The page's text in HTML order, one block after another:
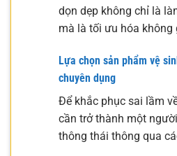
dọn dẹp không chỉ là
mà là tối ưu hóa không
Lựa chọn sản phẩm vệ
chuyên dụng
Để khắc phục sai lầm
cần trở thành một
thông thái thông qua